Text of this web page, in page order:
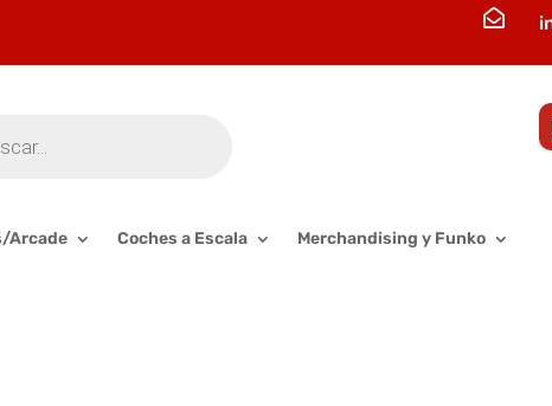

Arcade Coches a Escala Merchandising y Funko